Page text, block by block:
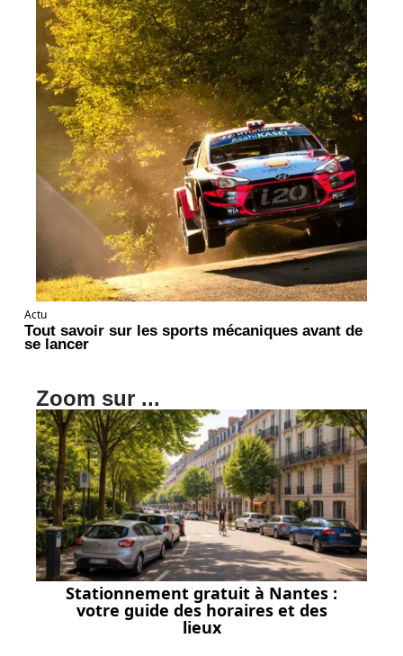
Actu
Tout savoir sur les sports mécaniques avant de
se lancer
Zoom sur ...
Stationnement gratuit à Nantes :
votre guide des horaires et des
lieux